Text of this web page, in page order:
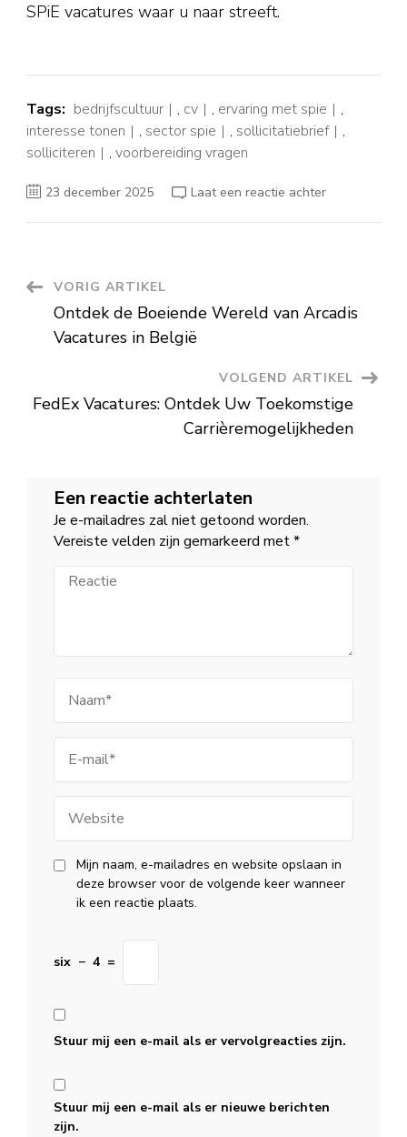
SPiE vacatures waar u naar streeft.
Tags: bedrijfscultuur , cv , ervaring met spie
,
interesse tonen
, sector spie , sollicitatiebrief
,
solliciteren
, voorbereiding vragen
23 december 2025 Laat een reactie achterop
Onze
Actuele
Berichtnavigatie
VORIG ARTIKEL
Ontdek de Boeiende Wereld van Arcadis
Vacatures in België
VOLGEND ARTIKEL
FedEx Vacatures: Ontdek Uw Toekomstige
Carrièremogelijkheden
Een reactie achterlaten
Je e-mailadres zal niet getoond worden.
Vereiste velden zijn gemarkeerd met*
Reactie
mail
Mijn naam, e-mailadres en website opslaan in
deze browser voor de volgende keer wanneer
ik een reactie plaats.
six − 4 =
Stuur mij een e-mail als er vervolgreacties zijn.
Stuur mij een e-mail als er nieuwe berichten
zijn.